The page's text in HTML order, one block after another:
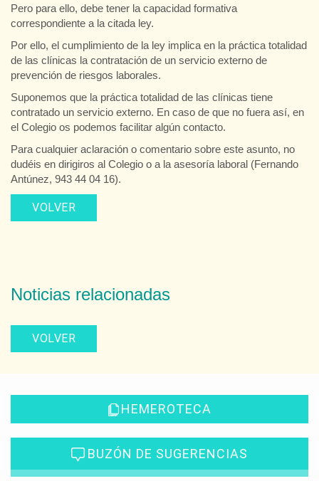
Pero para ello, debe tener la capacidad formativa
correspondiente a la citada ley.
Por ello, el cumplimiento de la ley implica en la práctica totalidad
de las clínicas la contratación de un servicio externo de
prevención de riesgos laborales.
Suponemos que la práctica totalidad de las clínicas tiene
contratado un servicio externo. En caso de que no fuera así, en
el Colegio os podemos facilitar algún contacto.
Para cualquier aclaración o comentario sobre este asunto, no
dudéis en dirigiros al Colegio o a la asesoría laboral (Fernando
Antúnez, 943 44 04 16).
VOLVER
Noticias relacionadas
VOLVER
HEMEROTECA
BUZÓN DE SUGERENCIAS